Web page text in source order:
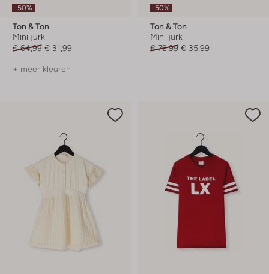
-50%
Ton & Ton
Mini jurk
€ 64,99 € 31,99
+ meer kleuren
-50%
Ton & Ton
Mini jurk
€ 72,99 € 35,99